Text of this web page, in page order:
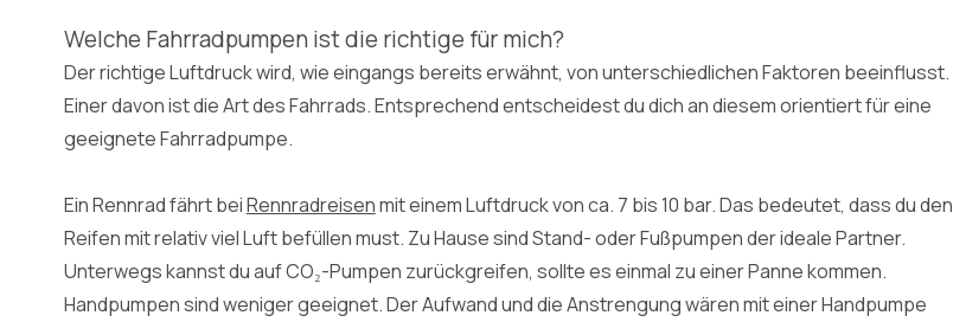
Welche Fahrradpumpen ist die richtige für mich?
Der richtige Luftdruck wird, wie eingangs bereits erwähnt, von unterschiedlichen Faktoren beeinflusst.
Einer davon ist die Art des Fahrrads. Entsprechend entscheidest du dich an diesem orientiert für eine
geeignete Fahrradpumpe.
Ein Rennrad fährt beiRennradreisenmit einem Luftdruck von ca. 7 bis 10 bar. Das bedeutet, dass du den
Reifen mit relativ viel Luft befüllen must. Zu Hause sind Stand- oder Fußpumpen der ideale Partner.
Unterwegs kannst du auf CO₂-Pumpen zurückgreifen, sollte es einmal zu einer Panne kommen.
Handpumpen sind weniger geeignet. Der Aufwand und die Anstrengung wären mit einer Handpumpe